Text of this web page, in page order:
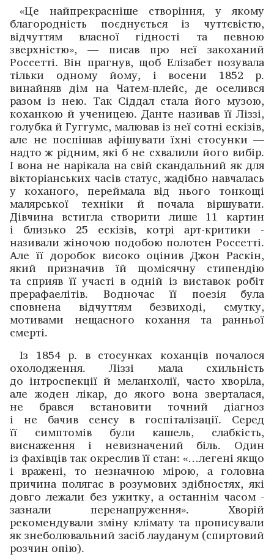
«Це найпрекрасніше створіння, у якому
благородність поєднується із чуттєвістю,
відчуттям власної гідності та певною
зверхністю», — писав про неї закоханий
Россетті. Він прагнув, щоб Елізабет позувала
тільки одному йому, і восени 1852 р.
винайняв дім на Чатем-плейс, де оселився
разом із нею. Так Сіддал стала його музою,
коханкою й ученицею. Данте називав її Ліззі,
голубка й Гуггумс, малював із неї сотні ескізів,
але не поспішав афішувати їхні стосунки —
надто ж рідним, які б не схвалили його вибір.
І вона не нарікала на свій скандальний як для
вікторіанських часів статус, жадібно навчалась
у коханого, переймала від нього тонкощі
малярської техніки й почала віршувати.
Дівчина встигла створити лише 11 картин
і близько 25 ескізів, котрі арт-критики ­
називали жіночою подобою полотен Россетті.
Але її доробок ­високо оцінив Джон Раскін,
який призначив їй щомісячну стипендію
та сприяв її участі в одній із виставок робіт
прерафаелітів. Водночас її поезія була
сповнена відчуттям безвиході, смутку,
мотивами нещасного кохання та ранньої
смерті.
Із 1854 р. в стосунках коханців почалося
охолодження. Ліззі мала схильність
до інтроспекції й меланхолії, часто хворіла,
але жоден лікар, до якого вона зверталася,
не брався встановити точний діагноз
і не бачив сенсу в госпіталізації. Серед
її симптомів були кашель, слабкість,
виснаження і невизначений біль. Один
із фахівців так окреслив її стан: «…легені якщо
і вражені, то незначною мірою, а головна
причина полягає в розумових здібностях, які
довго лежали без ужитку, а останнім часом ­
зазнали перенапруження». Хворій
рекомендували зміну клімату та прописували
як знеболювальний засіб лауданум (спиртовий
розчин опію).